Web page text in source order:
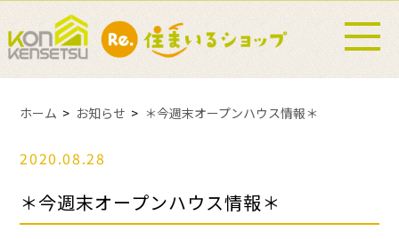
ホーム お知らせ ＊今週末オープンハウス情報＊
2020.08.28
＊今週末オープンハウス情報＊